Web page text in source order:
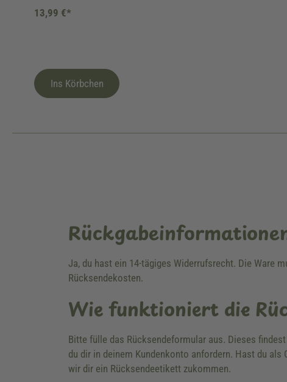
13,99 €*
Ins Körbchen
Ja, du hast ein 14-tägiges Widerrufsrecht. Die Ware
Rücksendekosten.
Wie funktioniert die
Bitte fülle das Rücksendeformular aus. Dieses
du dir in deinem Kundenkonto anfordern. Hast du als
wir dir ein Rücksendeetikett zukommen.